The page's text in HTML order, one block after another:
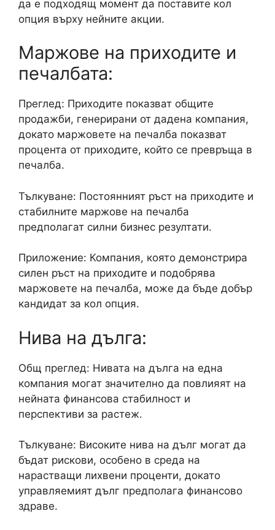
да е подходящ момент да поставите кол
опция върху нейните акции.
Маржове на приходите и
печалбата:
Преглед: Приходите показват общите
продажби, генерирани от дадена компания,
докато маржовете на печалба показват
процента от приходите, който се превръща в
печалба.
Тълкуване: Постоянният ръст на приходите и
стабилните маржове на печалба
предполагат силни бизнес резултати.
Приложение: Компания, която демонстрира
силен ръст на приходите и подобрява
маржовете на печалба, може да бъде добър
кандидат за кол опция.
Нива на дълга:
Общ преглед: Нивата на дълга на една
компания могат значително да повлияят на
нейната финансова стабилност и
перспективи за растеж.
Тълкуване: Високите нива на дълг могат да
бъдат рискови, особено в среда на
нарастващи лихвени проценти, докато
управляемият дълг предполага финансово
здраве.